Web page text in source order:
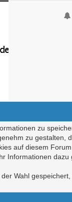
zu
zu
auf diesem
Informationen dazu
Wahl